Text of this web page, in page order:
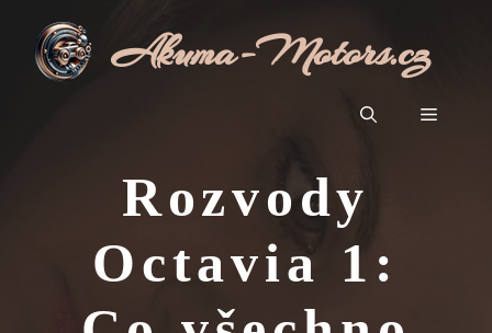
obsah
Akuma-Motors.cz
Menu
Rozvody
Octavia 1: